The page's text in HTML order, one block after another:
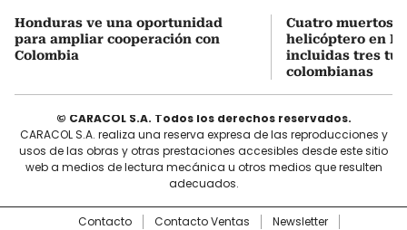
Honduras ve una oportunidad
para ampliar cooperación con
Colombia
Cuatro muertos
helicóptero en
incluidas tres
colombianas
© CARACOL S.A. Todos los derechos reservados.
CARACOL S.A. realiza una reserva expresa de las reproducciones y
usos de las obras y otras prestaciones accesibles desde este sitio
web a medios de lectura mecánica u otros medios que resulten
adecuados.
Contacto Contacto Ventas
Newsletter